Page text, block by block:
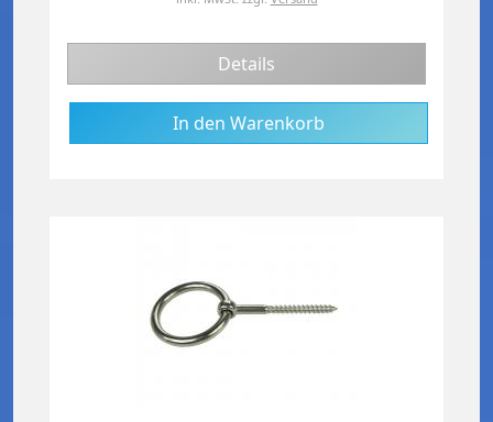
Details